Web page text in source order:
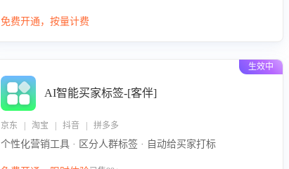
改进建议，通过挖掘用户痛点驱动产品迭代，从根本上降低
免费开通，按量计费
生效中
AI智能买家标签-[客伴]
京东 | 淘宝 | 抖音 | 拼多多
个性化营销工具 · 区分人群标签 · 自动给买家打标